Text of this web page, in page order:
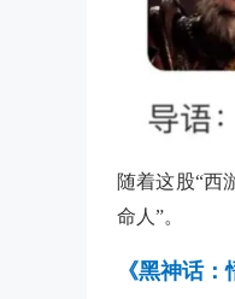
随着这股“西
命人”。
《黑神话